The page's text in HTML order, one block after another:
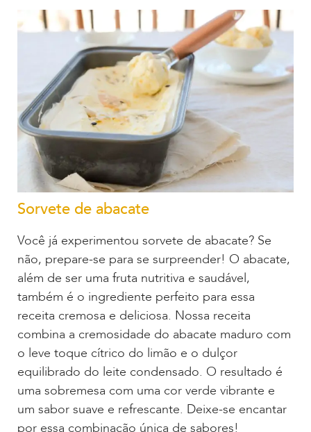
Sorvete de abacate
Você já experimentou sorvete de abacate? Se
não, prepare-se para se surpreender! O abacate,
além de ser uma fruta nutritiva e saudável,
também é o ingrediente perfeito para essa
receita cremosa e deliciosa. Nossa receita
combina a cremosidade do abacate maduro com
o leve toque cítrico do limão e o dulçor
equilibrado do leite condensado. O resultado é
uma sobremesa com uma cor verde vibrante e
um sabor suave e refrescante. Deixe-se encantar
por essa combinação única de sabores!